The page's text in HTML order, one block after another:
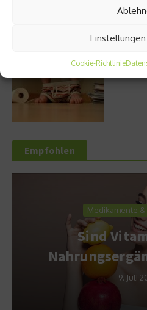
Cookie-RichtlinieStuhlgang
Empfohlen
Medikamente
Sind
9. Juli